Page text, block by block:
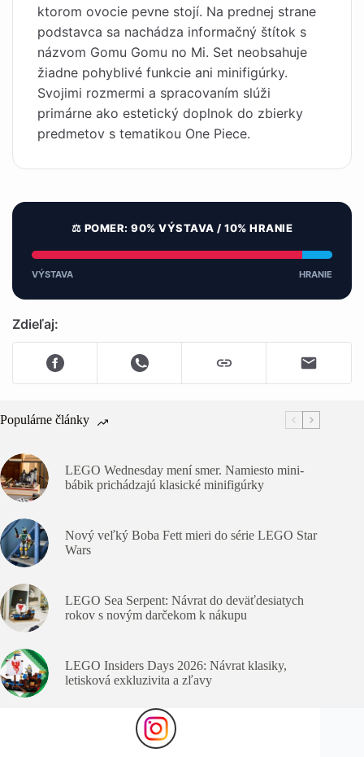
ktorom ovocie pevne stojí. Na prednej strane
podstavca sa nachádza informačný štítok s
názvom Gomu Gomu no Mi. Set neobsahuje
žiadne pohyblivé funkcie ani minifigúrky.
Svojimi rozmermi a spracovaním slúži
primárne ako estetický doplnok do zbierky
predmetov s tematikou One Piece.
⚖️ POMER: 90% VÝSTAVA / 10% HRANIE
VÝSTAVA HRANIE
Zdieľaj:
Populárne články
LEGO Wednesday mení smer. Namiesto mini-
bábik prichádzajú klasické minifigúrky
Nový veľký Boba Fett mieri do série LEGO Star
Wars
LEGO Sea Serpent: Návrat do deväťdesiatych
rokov s novým darčekom k nákupu
LEGO Insiders Days 2026: Návrat klasiky,
letisková exkluzivita a zľavy